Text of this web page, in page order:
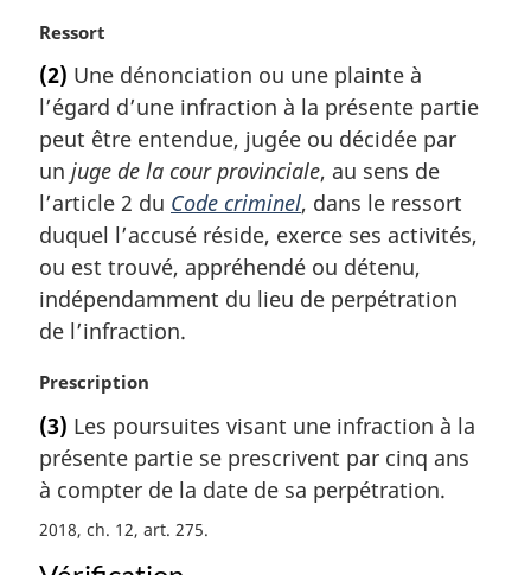
a
l
e
:
N
t
e
m
a
g
i
n
a
e
:
Ressort
(2) Une dénonciation ou une plainte à
l’égard d’une infraction à la présente partie
peut être entendue, jugée ou décidée par
un juge de la cour provinciale, au sens de
l’article 2 du Code criminel, dans le ressort
duquel l’accusé réside, exerce ses activités,
ou est trouvé, appréhendé ou détenu,
indépendamment du lieu de perpétration
de l’infraction.
N
t
e
m
r
g
Prescription
(3) Les poursuites visant une infraction à la
présente partie se prescrivent par cinq ans
à compter de la date de sa perpétration.
2018, ch. 12, art. 275